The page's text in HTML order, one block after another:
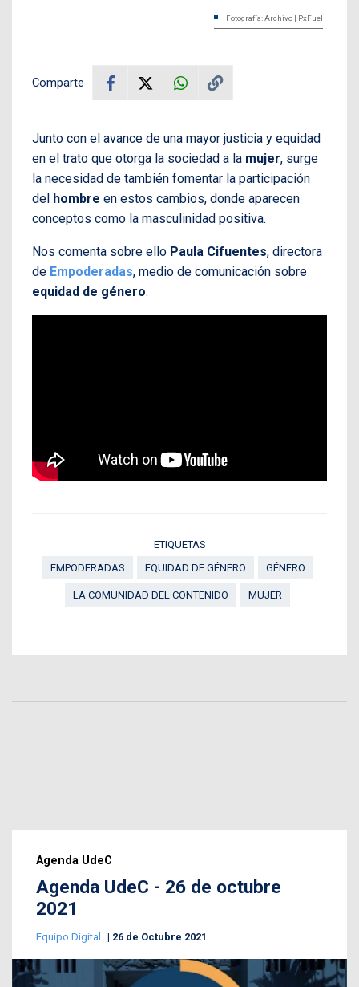
Fotografía: Archivo | PxFuel
Comparte
Junto con el avance de una mayor justicia y equidad
en el trato que otorga la sociedad a la mujer, surge
la necesidad de también fomentar la participación
del hombre en estos cambios, donde aparecen
conceptos como la masculinidad positiva.
Nos comenta sobre ello Paula Cifuentes, directora
de Empoderadas, medio de comunicación sobre
equidad de género.
ETIQUETAS
EMPODERADAS
EQUIDAD DE GÉNERO GÉNERO
LA COMUNIDAD DEL CONTENIDO MUJER
Agenda UdeC
Agenda UdeC - 26 de octubre
2021
Equipo Digital 26 de Octubre 2021